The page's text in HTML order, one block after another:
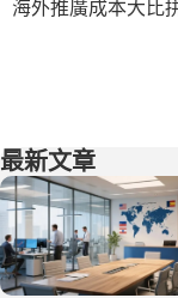
海外推廣成本大比
最新文章